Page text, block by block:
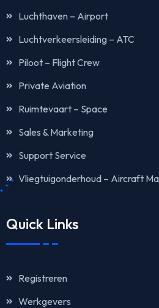
Luchthaven – Airport
Luchtverkeersleiding – ATC
Piloot – Flight Crew
Private Aviation
Ruimtevaart – Space
Sales & Marketing
Support Service
Vliegtuigonderhoud – Aircraft
Quick Links
Registreren
Werkgevers